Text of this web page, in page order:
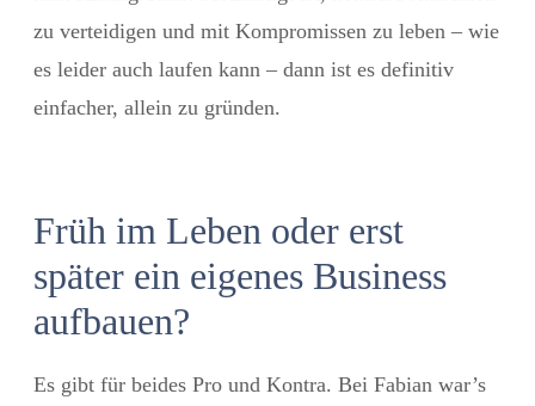
zu verteidigen und mit Kompromissen zu leben – wie
es leider auch laufen kann – dann ist es definitiv
einfacher, allein zu gründen.
Früh im Leben oder erst
später ein eigenes Business
aufbauen?
Es gibt für beides Pro und Kontra. Bei Fabian war’s